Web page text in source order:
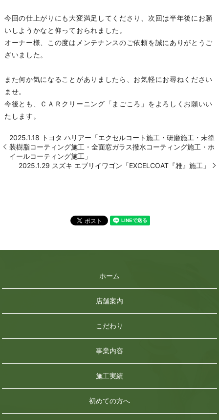
今回の仕上がりにも大変満足してくださり、次回は半年後にお願
いしようかなと仰っておられました。
オーナー様、この度はメンテナンスのご依頼を誠にありがとうご
ざいました。
また何か気になることがありましたら、お気軽にお尋ねください
ませ。
今後とも、ＣＡＲクリーニング「まごころ」をよろしくお願いい
たします。
2025.1.18 トヨタ ハリアー「エクセルコート施工・研磨施工・未塗
装樹脂コーティング施工・全面窓ガラス撥水コーティング施工・ホ
イールコーティング施工」
2025.1.29 スズキ エブリイワゴン「EXCELCOAT『雅』施工」
ホーム
店舗案内
こだわり
事業内容
施工実績
初めての方へ